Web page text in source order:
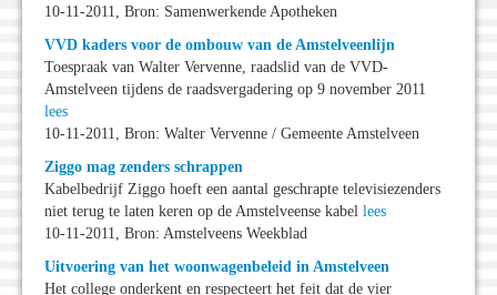
10-11-2011, Bron: Samenwerkende Apotheken
VVD kaders voor de ombouw van de Amstelveenlijn
Toespraak van Walter Vervenne, raadslid van de VVD-
Amstelveen tijdens de raadsvergadering op 9 november 2011
lees
10-11-2011, Bron: Walter Vervenne / Gemeente Amstelveen
Ziggo mag zenders schrappen
Kabelbedrijf Ziggo hoeft een aantal geschrapte televisiezenders
niet terug te laten keren op de Amstelveense kabel lees
10-11-2011, Bron: Amstelveens Weekblad
Uitvoering van het woonwagenbeleid in Amstelveen
Het college onderkent en respecteert het feit dat de vier